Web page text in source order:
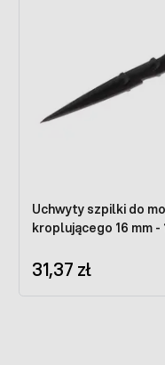
Uchwyty szpilki do
kroplującego 16 mm -
31,37 zł